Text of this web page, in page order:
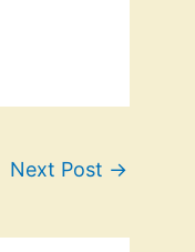
Next Post →